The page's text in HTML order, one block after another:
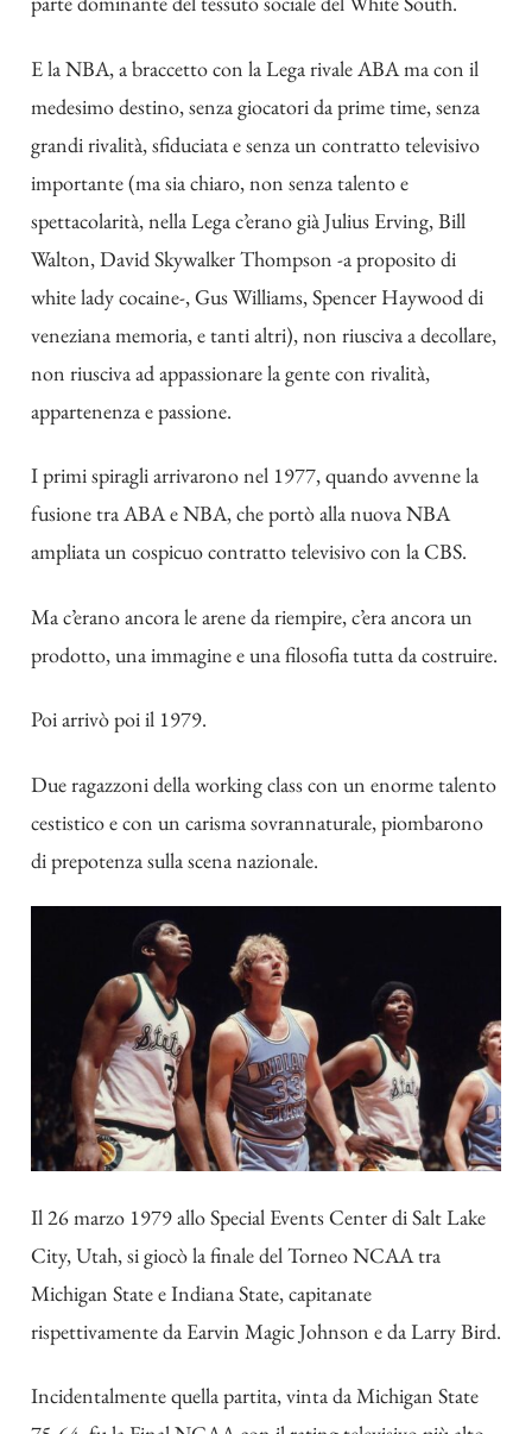
E la NBA, a braccetto con la Lega rivale ABA ma con il
medesimo destino, senza giocatori da prime time, senza
grandi rivalità, sfiduciata e senza un contratto televisivo
importante (ma sia chiaro, non senza talento e
spettacolarità, nella Lega c’erano già Julius Erving, Bill
Walton, David Skywalker Thompson -a proposito di
white lady cocaine-, Gus Williams, Spencer Haywood di
veneziana memoria, e tanti altri), non riusciva a decollare,
non riusciva ad appassionare la gente con rivalità,
appartenenza e passione.
I primi spiragli arrivarono nel 1977, quando avvenne la
fusione tra ABA e NBA, che portò alla nuova NBA
ampliata un cospicuo contratto televisivo con la CBS.
Ma c’erano ancora le arene da riempire, c’era ancora un
prodotto, una immagine e una filosofia tutta da costruire.
Poi arrivò poi il 1979.
Due ragazzoni della working class con un enorme talento
cestistico e con un carisma sovrannaturale, piombarono
di prepotenza sulla scena nazionale.
Il 26 marzo 1979 allo Special Events Center di Salt Lake
City, Utah, si giocò la finale del Torneo NCAA tra
Michigan State e Indiana State, capitanate
rispettivamente da Earvin Magic Johnson e da Larry Bird.
Incidentalmente quella partita, vinta da Michigan State